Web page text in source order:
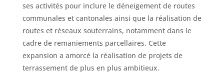
ses activités pour inclure le déneigement de routes
communales et cantonales ainsi que la réalisation de
routes et réseaux souterrains, notamment dans le
cadre de remaniements parcellaires. Cette
expansion a amorcé la réalisation de projets de
terrassement de plus en plus ambitieux.